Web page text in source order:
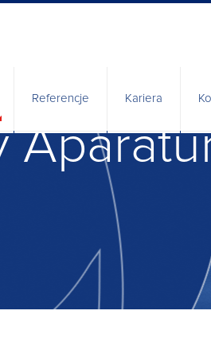
Referencje Kariera